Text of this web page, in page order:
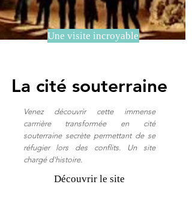
Une visite incroyable
La cité souterraine
Venez découvrir cette immense
carrrière transformée en cité
souterraine secrète permettant de se
réfugier lors des conflits. Un site
chargé d'histoire.
Découvrir le site